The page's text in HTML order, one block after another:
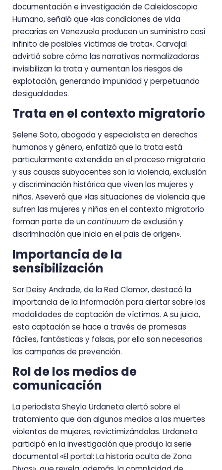
documentación e investigación de Caleidoscopio
Humano, señaló que «las condiciones de vida
precarias en Venezuela producen un suministro casi
infinito de posibles víctimas de trata». Carvajal
advirtió sobre cómo las narrativas normalizadoras
invisibilizan la trata y aumentan los riesgos de
explotación, generando impunidad y perpetuando
desigualdades.
Trata en el contexto migratorio
Selene Soto, abogada y especialista en derechos
humanos y género, enfatizó que la trata está
particularmente extendida en el proceso migratorio
y sus causas subyacentes son la violencia, exclusión
y discriminación histórica que viven las mujeres y
niñas. Aseveró que «las situaciones de violencia que
sufren las mujeres y niñas en el contexto migratorio
forman parte de uncontinuum de exclusión y
discriminación que inicia en el país de origen».
Importancia de la
sensibilización
Sor Deisy Andrade, de la Red Clamor, destacó la
importancia de la información para alertar sobre las
modalidades de captación de víctimas. A su juicio,
esta captación se hace a través de promesas
fáciles, fantásticas y falsas, por ello son necesarias
las campañas de prevención.
Rol de los medios de
comunicación
La periodista Sheyla Urdaneta alertó sobre el
tratamiento que dan algunos medios a las muertes
violentas de mujeres, revictimizándolas. Urdaneta
participó en la investigación que produjo la serie
documental «El portal: La historia oculta de Zona